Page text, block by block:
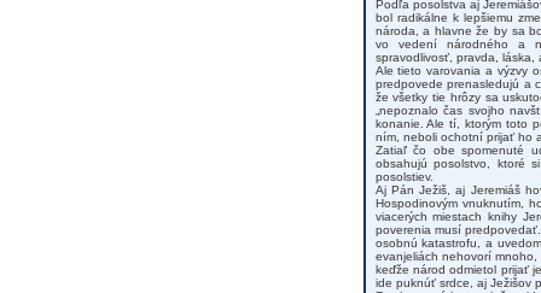
Podľa posolstva aj
bol radikálne k lepšiemu
národa, a hlavne že by sa
vo vedení národného a
spravodlivosť, pravda, láska,
Ale tieto varovania a výzvy
predpovede prenasledujú a
že všetky tie hrôzy sa
„nepoznalo čas svojho
konanie. Ale tí, ktorým toto
ním, neboli ochotní prijať ho
Zatiaľ čo obe spomenuté
obsahujú posolstvo, ktoré
posolstiev.
Aj Pán Ježiš, aj Jeremiáš
Hospodinovým vnuknutím,
viacerých miestach knihy
poverenia musí
osobnú katastrofu, a
evanjeliách nehovorí
keďže národ odmietol prijať
ide puknúť srdce, aj Ježišov